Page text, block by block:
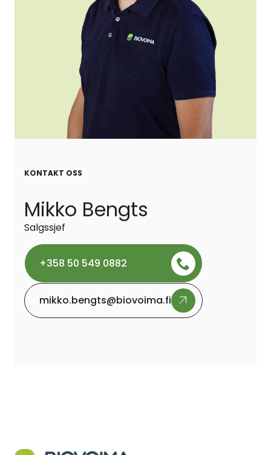
KONTAKT OSS
Mikko Bengts
Salgssjef
+358 50 549 0882
mikko.bengts@biovoima.fi